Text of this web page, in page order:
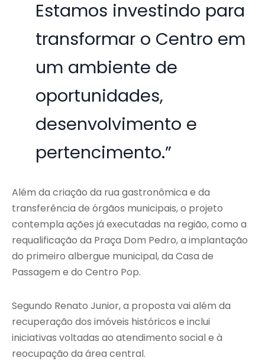
Estamos investindo para
transformar o Centro em
um ambiente de
oportunidades,
desenvolvimento e
pertencimento.”
Além da criação da rua gastronômica e da
transferência de órgãos municipais, o projeto
contempla ações já executadas na região, como a
requalificação da Praça Dom Pedro, a implantação
do primeiro albergue municipal, da Casa de
Passagem e do Centro Pop.
Segundo Renato Junior, a proposta vai além da
recuperação dos imóveis históricos e inclui
iniciativas voltadas ao atendimento social e à
reocupação da área central.